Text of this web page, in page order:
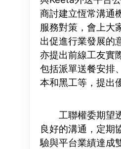
商討建立恆常溝通
服務對策，會上大
出促進行業發展的
亦提出前線工友實
包括派單送餐安排
本和黑工等，提出
工聯權委期望
良好的溝通，定期
驗與平台業績達成